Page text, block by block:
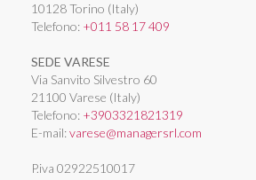
10128 Torino (Italy)
Telefono: +011 58 17 409
SEDE VARESE
Via Sanvito Silvestro 60
21100 Varese (Italy)
Telefono: +3903321821319
E-mail:varese@managersrl.com
P.iva 02922510017